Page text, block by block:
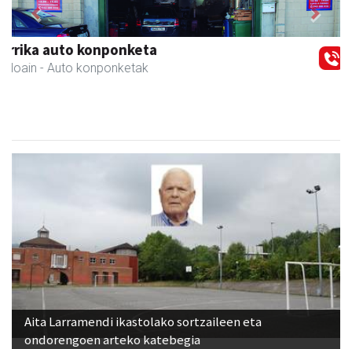
Ormaki urdaitegia
Andoain - Urdaitegiak
Previous Next
Aita Larramendi ikastolako sortzaileen eta
ondorengoen arteko katebegia